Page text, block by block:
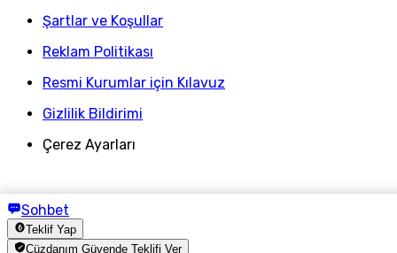
Sohbet
Teklif Yap
Cüzdanım Güvende Teklifi Ver
Şartlar ve Koşullar
Reklam Politikası
Resmi Kurumlar için Kılavuz
Gizlilik Bildirimi
Çerez Ayarları